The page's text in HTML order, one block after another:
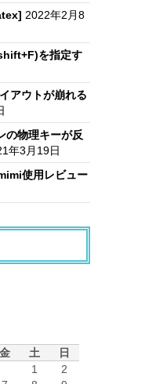
2022年2月8
を指定す
アウトが崩れる
の物理キーが反
年3月19日
使用レビュー
金 土
日
1
2